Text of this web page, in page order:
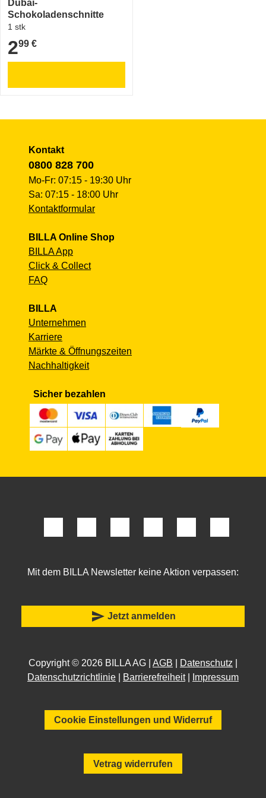
Dubai-
Schokoladenschnitte
1 stk
2,99 €
299 €
Kontakt
0800 828 700
Mo-Fr: 07:15 - 19:30 Uhr
Sa: 07:15 - 18:00 Uhr
Kontaktformular
BILLA Online Shop
BILLA App
Click & Collect
FAQ
BILLA
Unternehmen
Karriere
Märkte & Öffnungszeiten
Nachhaltigkeit
Sicher bezahlen
Mit dem BILLA Newsletter keine Aktion verpassen:
send Jetzt anmelden
Copyright © 2026 BILLA AG | AGB Datenschutz
Datenschutzrichtlinie
Barrierefreiheit| Impressum
Cookie Einstellungen und Widerruf
Vetrag widerrufen